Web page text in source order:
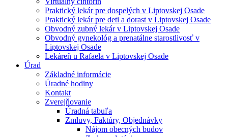
Praktický lekár pre dospelých v Liptovskej Osade
Praktický lekár pre deti a dorast v Liptovskej Osade
Obvodný zubný lekár v Liptovskej Osade
Obvodný gynekológ a prenatálne starostlivosť v
Liptovskej Osade
Lekáreň u Rafaela v Liptovskej Osade
Úrad
Základné informácie
Úradné hodiny
Kontakt
Zverejňovanie
Úradná tabuľa
Zmluvy, Faktúry, Objednávky
Nájom obecných budov